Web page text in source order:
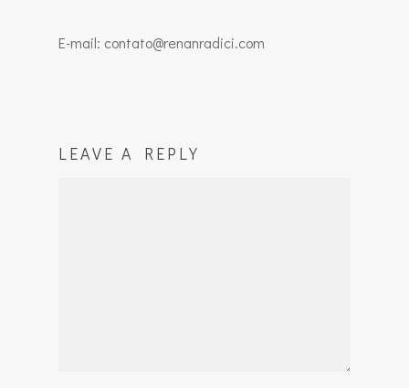
E-mail: contato@renanradici.com
LEAVE A REPLY